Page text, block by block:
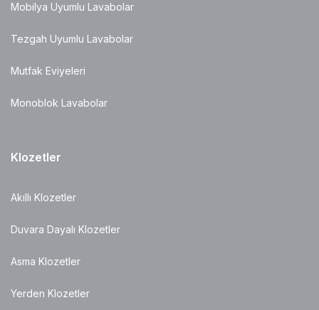
Mobilya Uyumlu Lavabolar
Tezgah Uyumlu Lavabolar
Mutfak Eviyeleri
Monoblok Lavabolar
Klozetler
Akıllı Klozetler
Duvara Dayalı Klozetler
Asma Klozetler
Yerden Klozetler